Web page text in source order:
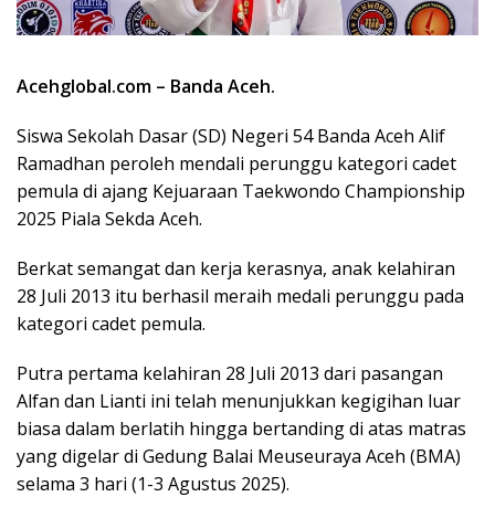
Acehglobal.com – Banda Aceh.
Siswa Sekolah Dasar (SD) Negeri 54 Banda Aceh Alif
Ramadhan peroleh mendali perunggu kategori cadet
pemula di ajang Kejuaraan Taekwondo Championship
2025 Piala Sekda Aceh.
Berkat semangat dan kerja kerasnya, anak kelahiran
28 Juli 2013 itu berhasil meraih medali perunggu pada
kategori cadet pemula.
Putra pertama kelahiran 28 Juli 2013 dari pasangan
Alfan dan Lianti ini telah menunjukkan kegigihan luar
biasa dalam berlatih hingga bertanding di atas matras
yang digelar di Gedung Balai Meuseuraya Aceh (BMA)
selama 3 hari (1-3 Agustus 2025).